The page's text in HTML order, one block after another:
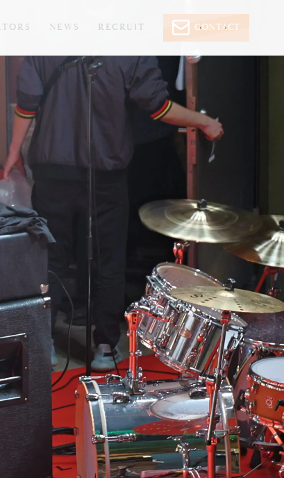
NEWS RECRUIT CONTACT
‹ ›